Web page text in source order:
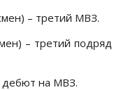
– третий МВЗ.
– третий подряд
дебют на МВЗ.